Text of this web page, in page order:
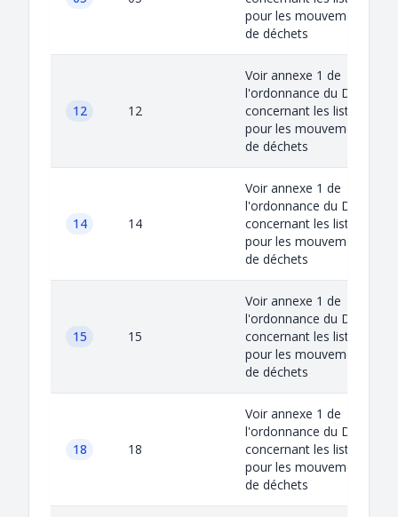
pour les mouvements
de déchets
12 12
Voir annexe 1 de
l'ordonnance du DETEC
concernant les listes
pour les mouvements
de déchets
14 14
Voir annexe 1 de
l'ordonnance du DETEC
concernant les listes
pour les mouvements
de déchets
15 15
Voir annexe 1 de
l'ordonnance du DETEC
concernant les listes
pour les mouvements
de déchets
18 18
Voir annexe 1 de
l'ordonnance du DETEC
concernant les listes
pour les mouvements
de déchets